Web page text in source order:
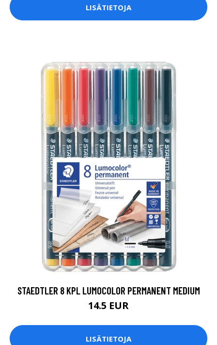
LISÄTIETOJA
STAEDTLER 8 KPL LUMOCOLOR PERMANENT MEDIUM
14.5 EUR
LISÄTIETOJA